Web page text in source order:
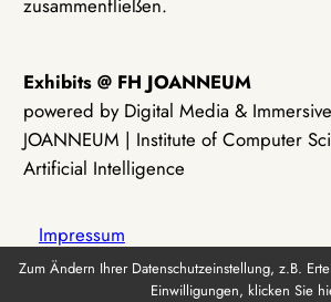
zusammenfließen.
Exhibits @ FH JOANNEUM
powered by Digital Media &
JOANNEUM | Institute of Computer
Artificial Intelligence
Impressum
Zum Ändern Ihrer Datenschutzeinstellung, z.B.
Einwilligungen, klicken Sie